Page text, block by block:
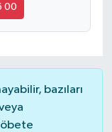
00
bazıları